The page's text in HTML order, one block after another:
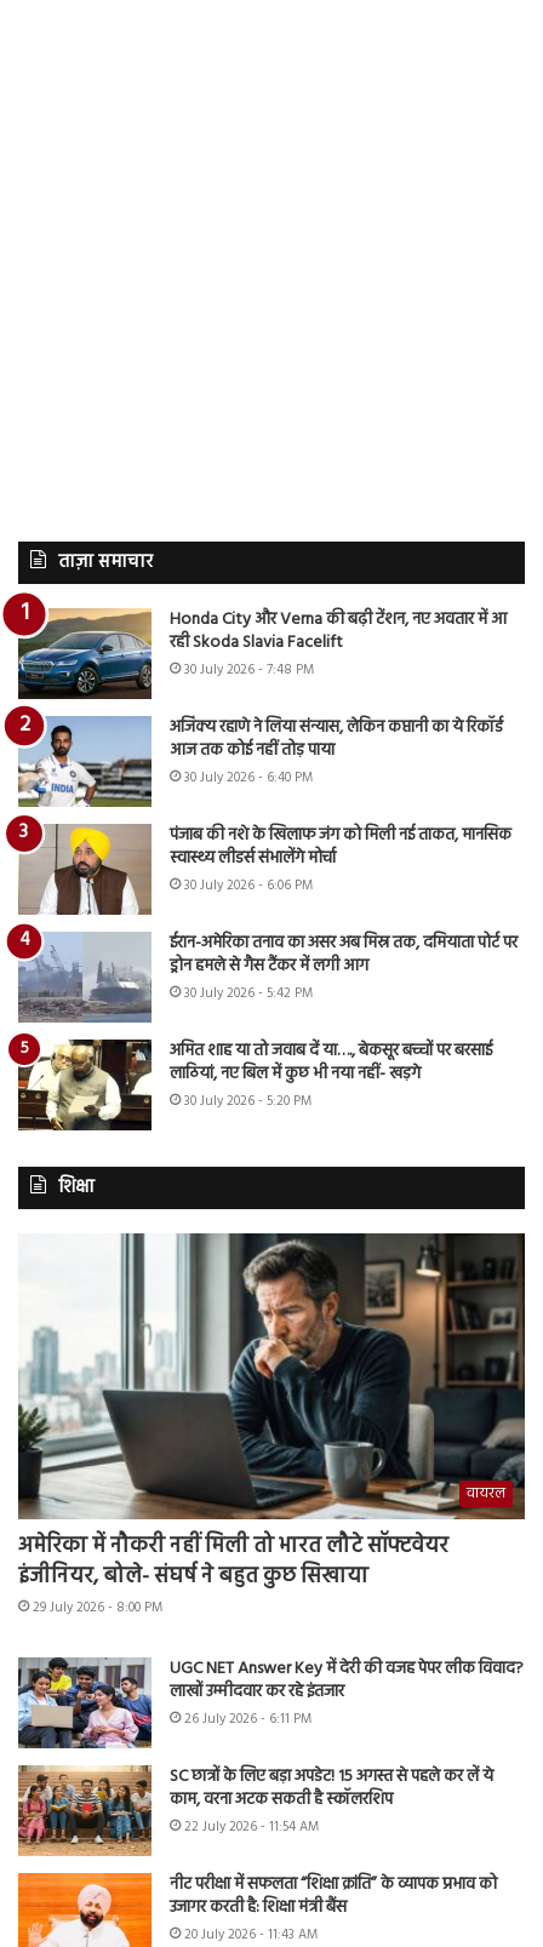
ताज़ा समाचार
Honda City और Verna की बढ़ी टेंशन, नए अवतार में आ
रही Skoda Slavia Facelift
30 July 2026 - 7:48 PM
अजिंक्य रहाणे ने लिया संन्यास, लेकिन कप्तानी का ये रिकॉर्ड
आज तक कोई नहीं तोड़ पाया
30 July 2026 - 6:40 PM
पंजाब की नशे के खिलाफ जंग को मिली नई ताकत, मानसिक
स्वास्थ्य लीडर्स संभालेंगे मोर्चा
30 July 2026 - 6:06 PM
ईरान-अमेरिका तनाव का असर अब मिस्र तक, दमियाता पोर्ट पर
ड्रोन हमले से गैस टैंकर में लगी आग
30 July 2026 - 5:42 PM
अमित शाह या तो जवाब दें या…., बेकसूर बच्चों पर बरसाई
लाठियां, नए बिल में कुछ भी नया नहीं- खड़गे
30 July 2026 - 5:20 PM
शिक्षा
वायरल
अमेरिका में नौकरी नहीं मिली तो भारत लौटे सॉफ्टवेयर
इंजीनियर, बोले- संघर्ष ने बहुत कुछ सिखाया
29 July 2026 - 8:00 PM
UGC NET Answer Key में देरी की वजह पेपर लीक विवाद?
लाखों उम्मीदवार कर रहे इंतजार
26 July 2026 - 6:11 PM
SC छात्रों के लिए बड़ा अपडेट! 15 अगस्त से पहले कर लें ये
काम, वरना अटक सकती है स्कॉलरशिप
22 July 2026 - 11:54 AM
नीट परीक्षा में सफलता “शिक्षा क्रांति” के व्यापक प्रभाव को
उजागर करती है: शिक्षा मंत्री बैंस
20 July 2026 - 11:43 AM